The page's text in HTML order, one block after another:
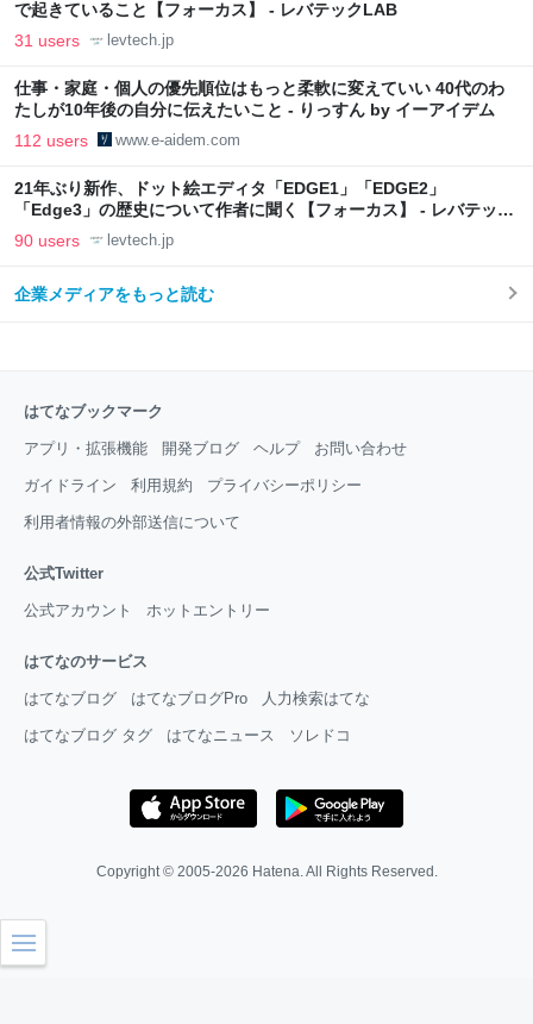
で起きていること【フォーカス】 - レバテックLAB
31 users levtech.jp
仕事・家庭・個人の優先順位はもっと柔軟に変えていい 40代のわ
たしが10年後の自分に伝えたいこと - りっすん by イーアイデム
112 users www.e-aidem.com
21年ぶり新作、ドット絵エディタ「EDGE1」「EDGE2」
「Edge3」の歴史について作者に聞く【フォーカス】 - レバテック
LAB
90 users levtech.jp
企業メディアをもっと読む
はてなブックマーク
アプリ・拡張機能 開発ブログ ヘルプ お問い合わせ
ガイドライン 利用規約 プライバシーポリシー
利用者情報の外部送信について
公式Twitter
公式アカウント ホットエントリー
はてなのサービス
はてなブログ はてなブログPro 人力検索はてな
はてなブログ タグ はてなニュース ソレドコ
Copyright © 2005-2026 Hatena . All Rights Reserved.